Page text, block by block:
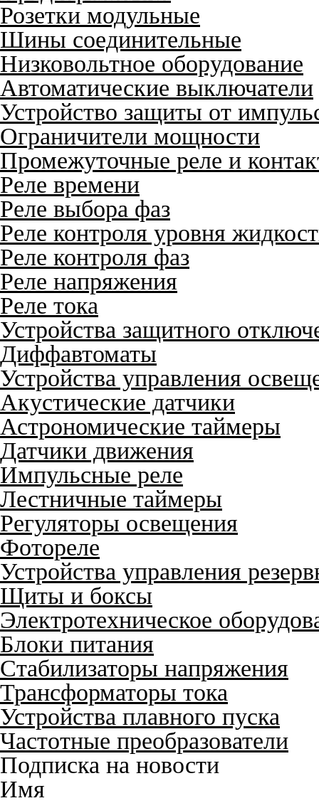
Розетки модульные
Шины соединительные
Низковольтное оборудование
Автоматические выключатели
Устройство защиты от
Ограничители мощности
Промежуточные реле и
Реле времени
Реле выбора фаз
Реле контроля уровня
Реле контроля фаз
Реле напряжения
Реле тока
Устройства защитного
Диффавтоматы
Устройства управления
Акустические датчики
Астрономические таймеры
Датчики движения
Импульсные реле
Лестничные таймеры
Регуляторы освещения
Фотореле
Устройства управления
Щиты и боксы
Электротехническое
Блоки питания
Стабилизаторы напряжения
Трансформаторы тока
Устройства плавного пуска
Частотные преобразователи
Подписка на новости
Имя